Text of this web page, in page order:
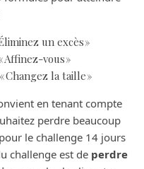
un excès »
Affinez-vous »
Changez la taille »
en tenant compte
perdre beaucoup
le challenge 14 jours
challenge est de perdre